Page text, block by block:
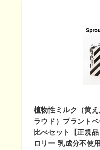
植物性ミルク（黄
ラウド）プラント
比べセット【正規
ロリー 乳成分不使